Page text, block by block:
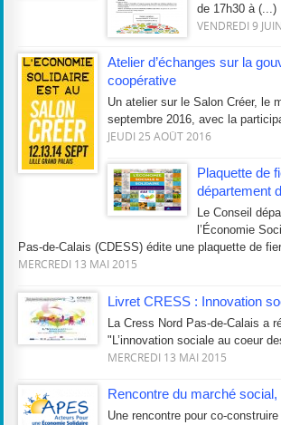
de 17h30 à (...)
VENDREDI 9
Atelier d’échanges sur la
coopérative
Un atelier sur le Salon Créer, le
septembre 2016, avec la
JEUDI 25 AOÛT 2016
Plaquette de
département
Le Conseil
l’Économie
Pas-de-Calais (CDESS) édite une plaquette de
MERCREDI 13 MAI 2015
Livret CRESS : Innovation
La Cress Nord Pas-de-Calais a
"L’innovation sociale au coeur
MERCREDI 13 MAI 2015
Rencontre du marché social,
Une rencontre pour co-